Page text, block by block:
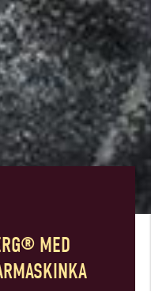
MED